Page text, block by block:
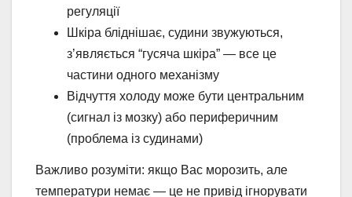
регуляції
Шкіра бліднішає, судини звужуються,
з’являється “гусяча шкіра” — все це
частини одного механізму
Відчуття холоду може бути центральним
(сигнал із мозку) або периферичним
(проблема із судинами)
Важливо розуміти: якщо Вас морозить, але
температури немає — це не привід ігнорувати